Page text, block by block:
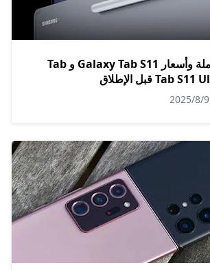
المواصفات الكاملة وأسعار Galaxy Tab S11 و Tab
2025/8/9